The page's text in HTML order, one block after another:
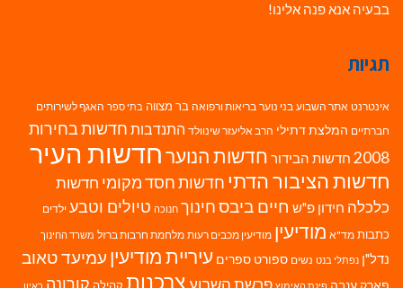
בבעיה אנא פנה אלינו!
תגיות
אינטרנט אתר השבוע בני נוער בריאות ורפואה בר מצווה בתי ספר האגף לשירותים
חברתיים המלצת דתילי הרב אליעזר שינוולד התנדבות חדשות בחירות
2008 חדשות הבידור חדשות הנוערחדשות העיר
חדשות הציבור הדתי חדשות חסד מקומי חדשות
כלכלה חידון פ"ש חיים ביבסחינוך חנוכה טיולים וטבע ילדים
כתבות מד"א מודיעין מודיעין מכבים רעות מלחמת חרבות ברזל משרד החינוך
נדל"ן נפתלי בנט נשים ספורט ספרים עיריית מודיעין עמיעד טאוב
פרשת השבוע צרכנות קורונה